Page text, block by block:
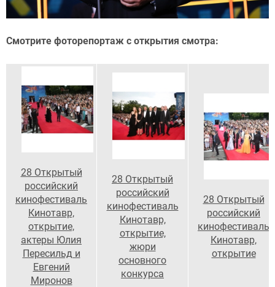
Смотрите фоторепортаж с открытия смотра:
28 Открытый
российский
кинофестиваль
Кинотавр,
открытие,
актеры Юлия
Пересильд и
Евгений
Миронов
28 Открытый
российский
кинофестиваль
Кинотавр,
открытие,
жюри
основного
конкурса
28 Открытый
российский
кинофестиваль
Кинотавр,
открытие